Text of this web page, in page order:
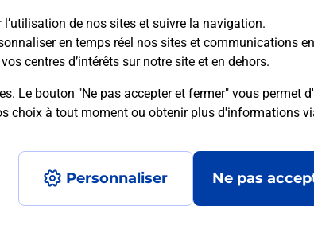
de nos sites et suivre la navigation.
en temps réel nos sites et communications
centres d’intérêts sur notre site et en dehors.
Le bouton "Ne pas accepter et fermer" vous permet
choix à tout moment ou obtenir plus d'informations
Personnaliser Ne pas
au quotidien ?
et sous quelles conditions ?
: partiellement conforme